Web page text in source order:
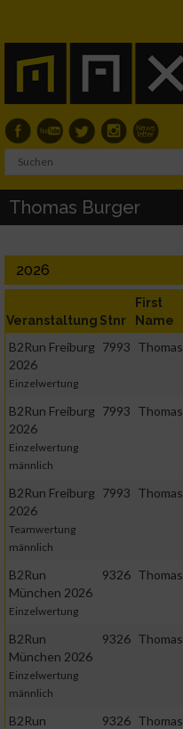
Thomas Burger
2026
Veranstaltung Stnr
First
Name
B2Run Freiburg
2026
Einzelwertung
7993 Thomas
B2Run Freiburg
2026
Einzelwertung
männlich
7993 Thomas
B2Run Freiburg
2026
Teamwertung
männlich
7993 Thomas
B2Run
München 2026
Einzelwertung
9326 Thomas
B2Run
München 2026
Einzelwertung
männlich
9326 Thomas
B2Run
9326 Thomas